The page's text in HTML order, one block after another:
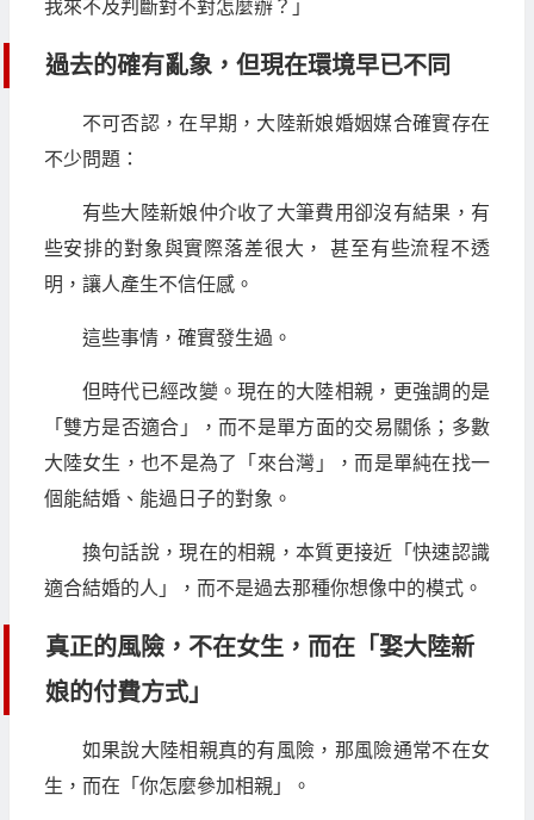
我來不及判斷對不對怎麼辦？」
過去的確有亂象，但現在環境早已不同
不可否認，在早期，大陸新娘婚姻媒合確實存在
不少問題：
有些大陸新娘仲介收了大筆費用卻沒有結果，有
些安排的對象與實際落差很大， 甚至有些流程不透
明，讓人產生不信任感。
這些事情，確實發生過。
但時代已經改變。現在的大陸相親，更強調的是
「雙方是否適合」，而不是單方面的交易關係；多數
大陸女生，也不是為了「來台灣」，而是單純在找一
個能結婚、能過日子的對象。
換句話說，現在的相親，本質更接近「快速認識
適合結婚的人」，而不是過去那種你想像中的模式。
真正的風險，不在女生，而在「娶大陸新
娘的付費方式」
如果說大陸相親真的有風險，那風險通常不在女
生，而在「你怎麼參加相親」。